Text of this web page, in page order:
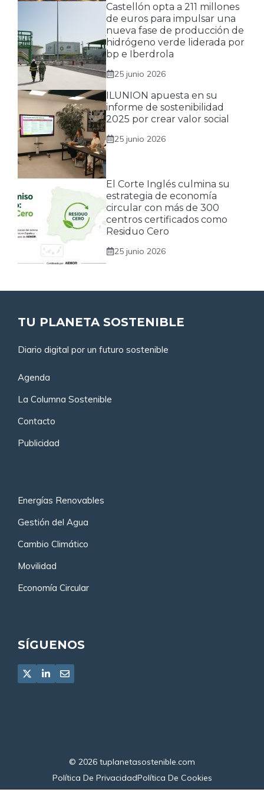
Castellón opta a 211 millones
de euros para impulsar una
nueva fase de producción de
hidrógeno verde liderada por
bp e Iberdrola
25 junio 2026
ILUNION apuesta en su
informe de sostenibilidad
2025 por crear valor social
25 junio 2026
El Corte Inglés culmina su
estrategia de economía
circular con más de 300
centros certificados como
Residuo Cero
25 junio 2026
TU PLANETA SOSTENIBLE
Diario digital por un futuro sostenible
Agenda
La Columna Sostenible
Contacto
Publicidad
Energías Renovables
Gestión del Agua
Cambio Climático
Movilidad
Economía Circular
SÍGUENOS
© 2026 tuplanetasostenible.com
Política De PrivacidadPolítica De Cookies